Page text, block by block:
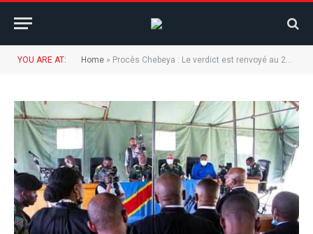
YOU ARE AT: Home » Procès Chebeya : Le verdict est renvoyé au 25 mars prochain.